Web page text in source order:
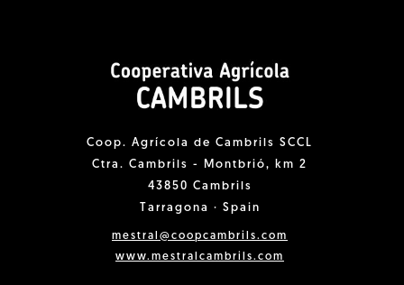
Coop. Agrícola de Cambrils SCCL
Ctra. Cambrils - Montbrió, km 2
43850 Cambrils
Tarragona · Spain
mestral@coopcambrils.com
www.mestralcambrils.com